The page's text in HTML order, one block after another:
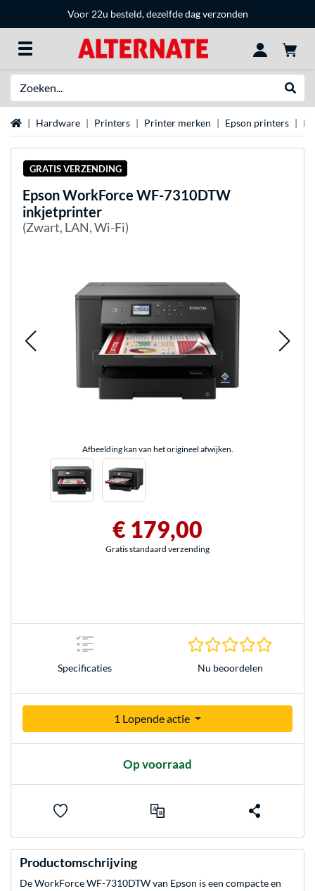
Voor 22u besteld, dezelfde dag verzonden
Home Hardware Printers Printer merken Epson printers
GRATIS VERZENDING
EpsonWorkForce WF-7310DTW
inkjetprinter
(Zwart, LAN, Wi-Fi)
Afbeelding kan van het origineel afwijken.
€ 179,00
Gratis standaard verzending
Specificaties Nu beoordelen
1 Lopende actie
Op voorraad
Productomschrijving
De WorkForce WF-7310DTW van Epson is een compacte en